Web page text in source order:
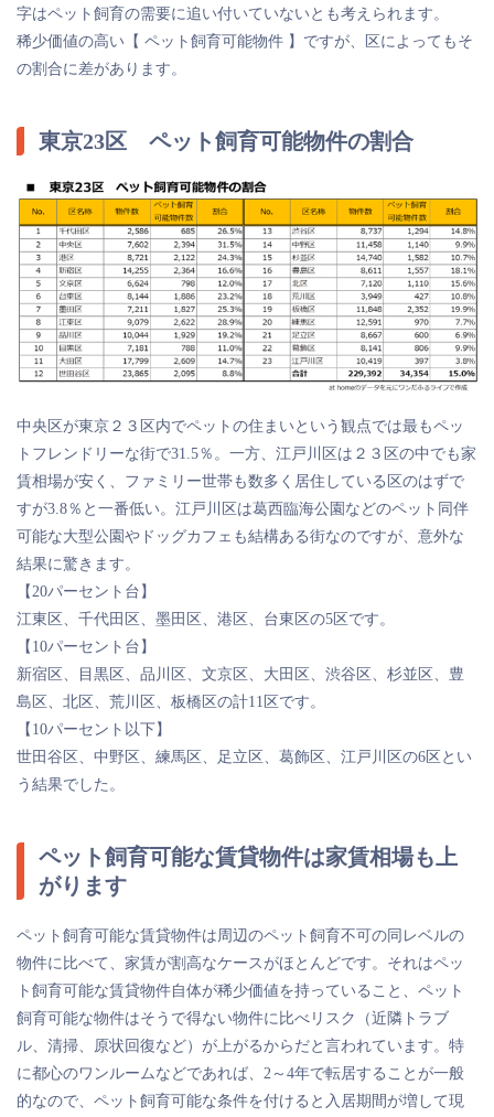
字はペット飼育の需要に追い付いていないとも考えられます。
稀少価値の高い【 ペット飼育可能物件 】ですが、区によってもそ
の割合に差があります。
東京23区 ペット飼育可能物件の割合
中央区が東京２３区内でペットの住まいという観点では最もペッ
トフレンドリーな街で31.5％。一方、江戸川区は２３区の中でも家
賃相場が安く、ファミリー世帯も数多く居住している区のはずで
すが3.8％と一番低い。江戸川区は葛西臨海公園などのペット同伴
可能な大型公園やドッグカフェも結構ある街なのですが、意外な
結果に驚きます。
【20パーセント台】
江東区、千代田区、墨田区、港区、台東区の5区です。
【10パーセント台】
新宿区、目黒区、品川区、文京区、大田区、渋谷区、杉並区、豊
島区、北区、荒川区、板橋区の計11区です。
【10パーセント以下】
世田谷区、中野区、練馬区、足立区、葛飾区、江戸川区の6区とい
う結果でした。
ペット飼育可能な賃貸物件は家賃相場も上
がります
ペット飼育可能な賃貸物件は周辺のペット飼育不可の同レベルの
物件に比べて、家賃が割高なケースがほとんどです。それはペッ
ト飼育可能な賃貸物件自体が稀少価値を持っていること、ペット
飼育可能な物件はそうで得ない物件に比べリスク（近隣トラブ
ル、清掃、原状回復など）が上がるからだと言われています。特
に都心のワンルームなどであれば、2～4年で転居することが一般
的なので、ペット飼育可能な条件を付けると入居期間が増して現